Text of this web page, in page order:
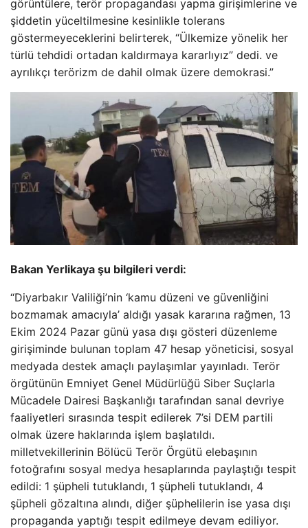
görüntülere, terör propagandası yapma girişimlerine ve
şiddetin yüceltilmesine kesinlikle tolerans
göstermeyeceklerini belirterek, “Ülkemize yönelik her
türlü tehdidi ortadan kaldırmaya kararlıyız” dedi. ve
ayrılıkçı terörizm de dahil olmak üzere demokrasi.”
Bakan Yerlikaya şu bilgileri verdi:
“Diyarbakır Valiliği’nin ‘kamu düzeni ve güvenliğini
bozmamak amacıyla’ aldığı yasak kararına rağmen, 13
Ekim 2024 Pazar günü yasa dışı gösteri düzenleme
girişiminde bulunan toplam 47 hesap yöneticisi, sosyal
medyada destek amaçlı paylaşımlar yayınladı. Terör
örgütünün Emniyet Genel Müdürlüğü Siber Suçlarla
Mücadele Dairesi Başkanlığı tarafından sanal devriye
faaliyetleri sırasında tespit edilerek 7’si DEM partili
olmak üzere haklarında işlem başlatıldı.
milletvekillerinin Bölücü Terör Örgütü elebaşının
fotoğrafını sosyal medya hesaplarında paylaştığı tespit
edildi: 1 şüpheli tutuklandı, 1 şüpheli tutuklandı, 4
şüpheli gözaltına alındı, diğer şüphelilerin ise yasa dışı
propaganda yaptığı tespit edilmeye devam ediliyor.